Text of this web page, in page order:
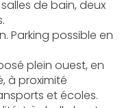
de bain, deux
Parking possible en
plein ouest, en
à proximité
et écoles.